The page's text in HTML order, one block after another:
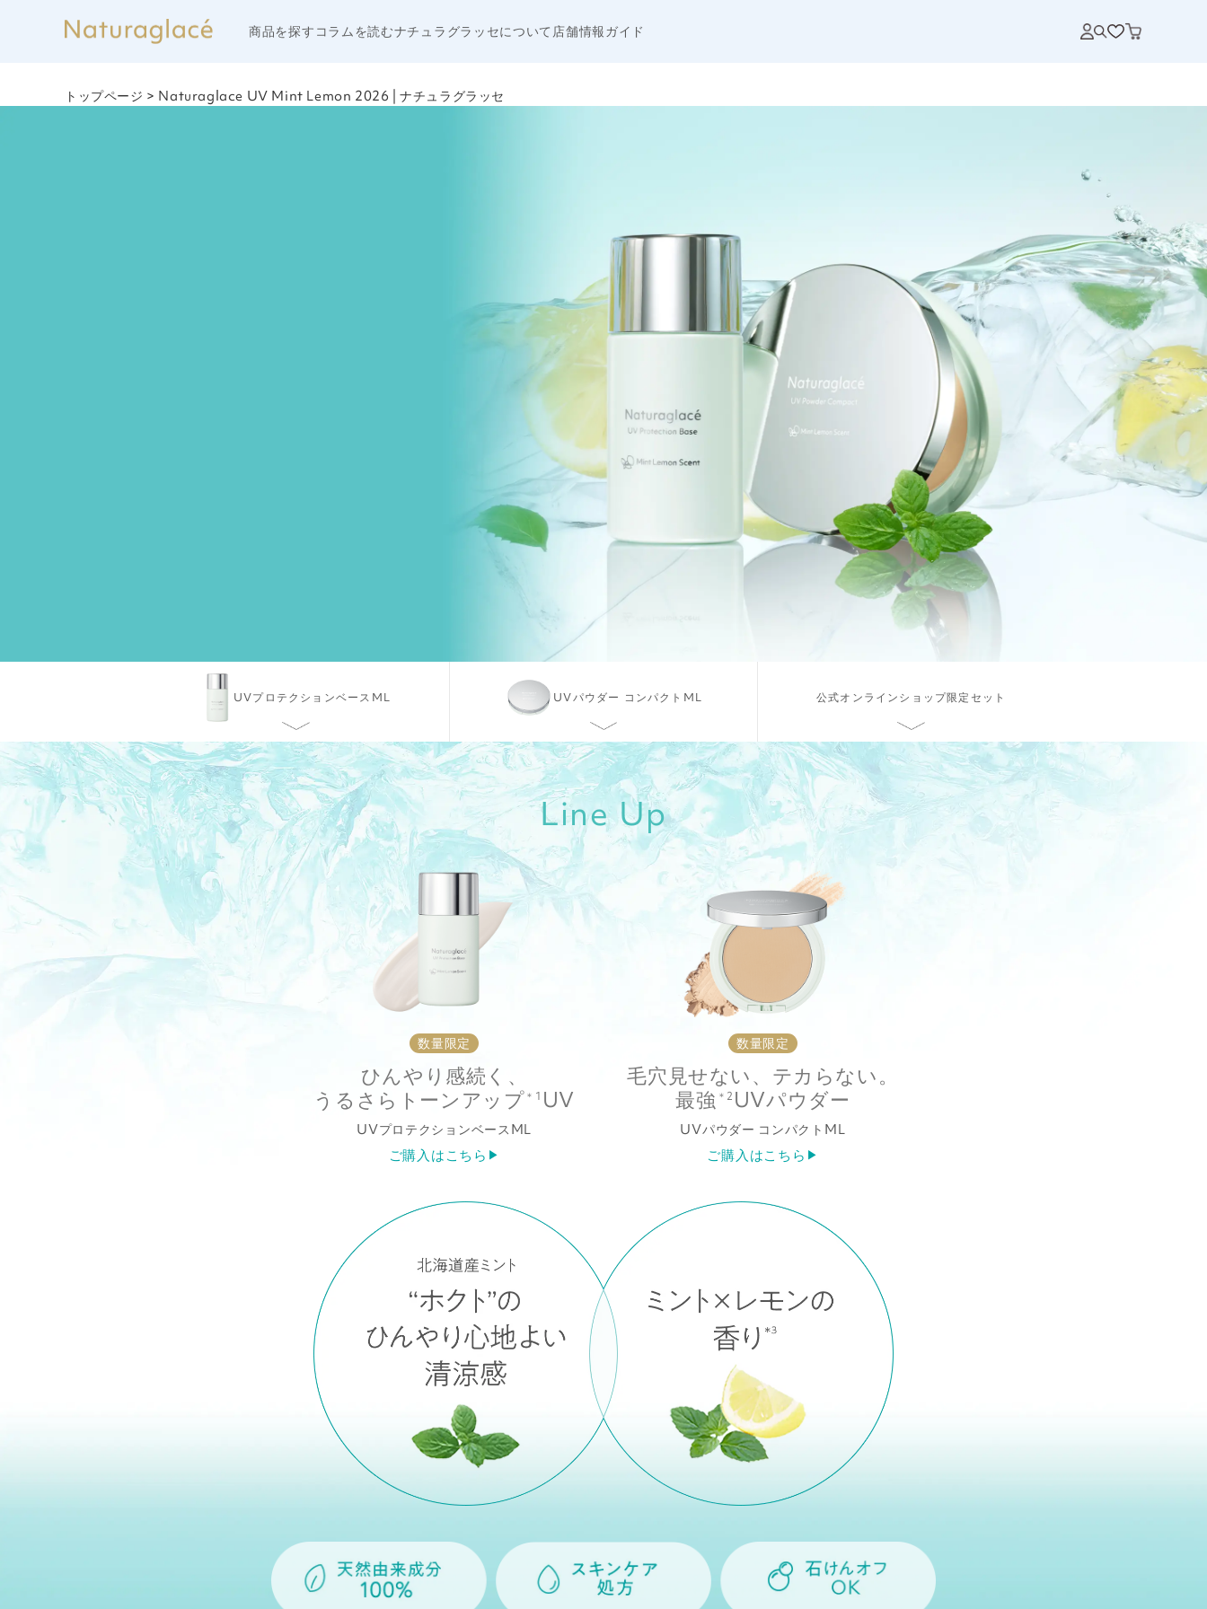
商品を探す コラムを読むナチュラグラッセについて 店舗情報ガイド
トップページ > Naturaglace UV Mint Lemon 2026 | ナチュラグラッセ
2026.3.13（Fri）公式オンラインショップ
UVプロテクションベースML UVパウダー コンパクトML 公式オンラインショップ限定セット
Line Up
数量限定
ひんやり感続く、
うるさらトーンアップ ＊1 UV
UVプロテクションベースML
ご購入はこちら
数量限定
毛穴見せない、テカらない。
最強 ＊2 UVパウダー
UVパウダー コンパクトML
ご購入はこちら